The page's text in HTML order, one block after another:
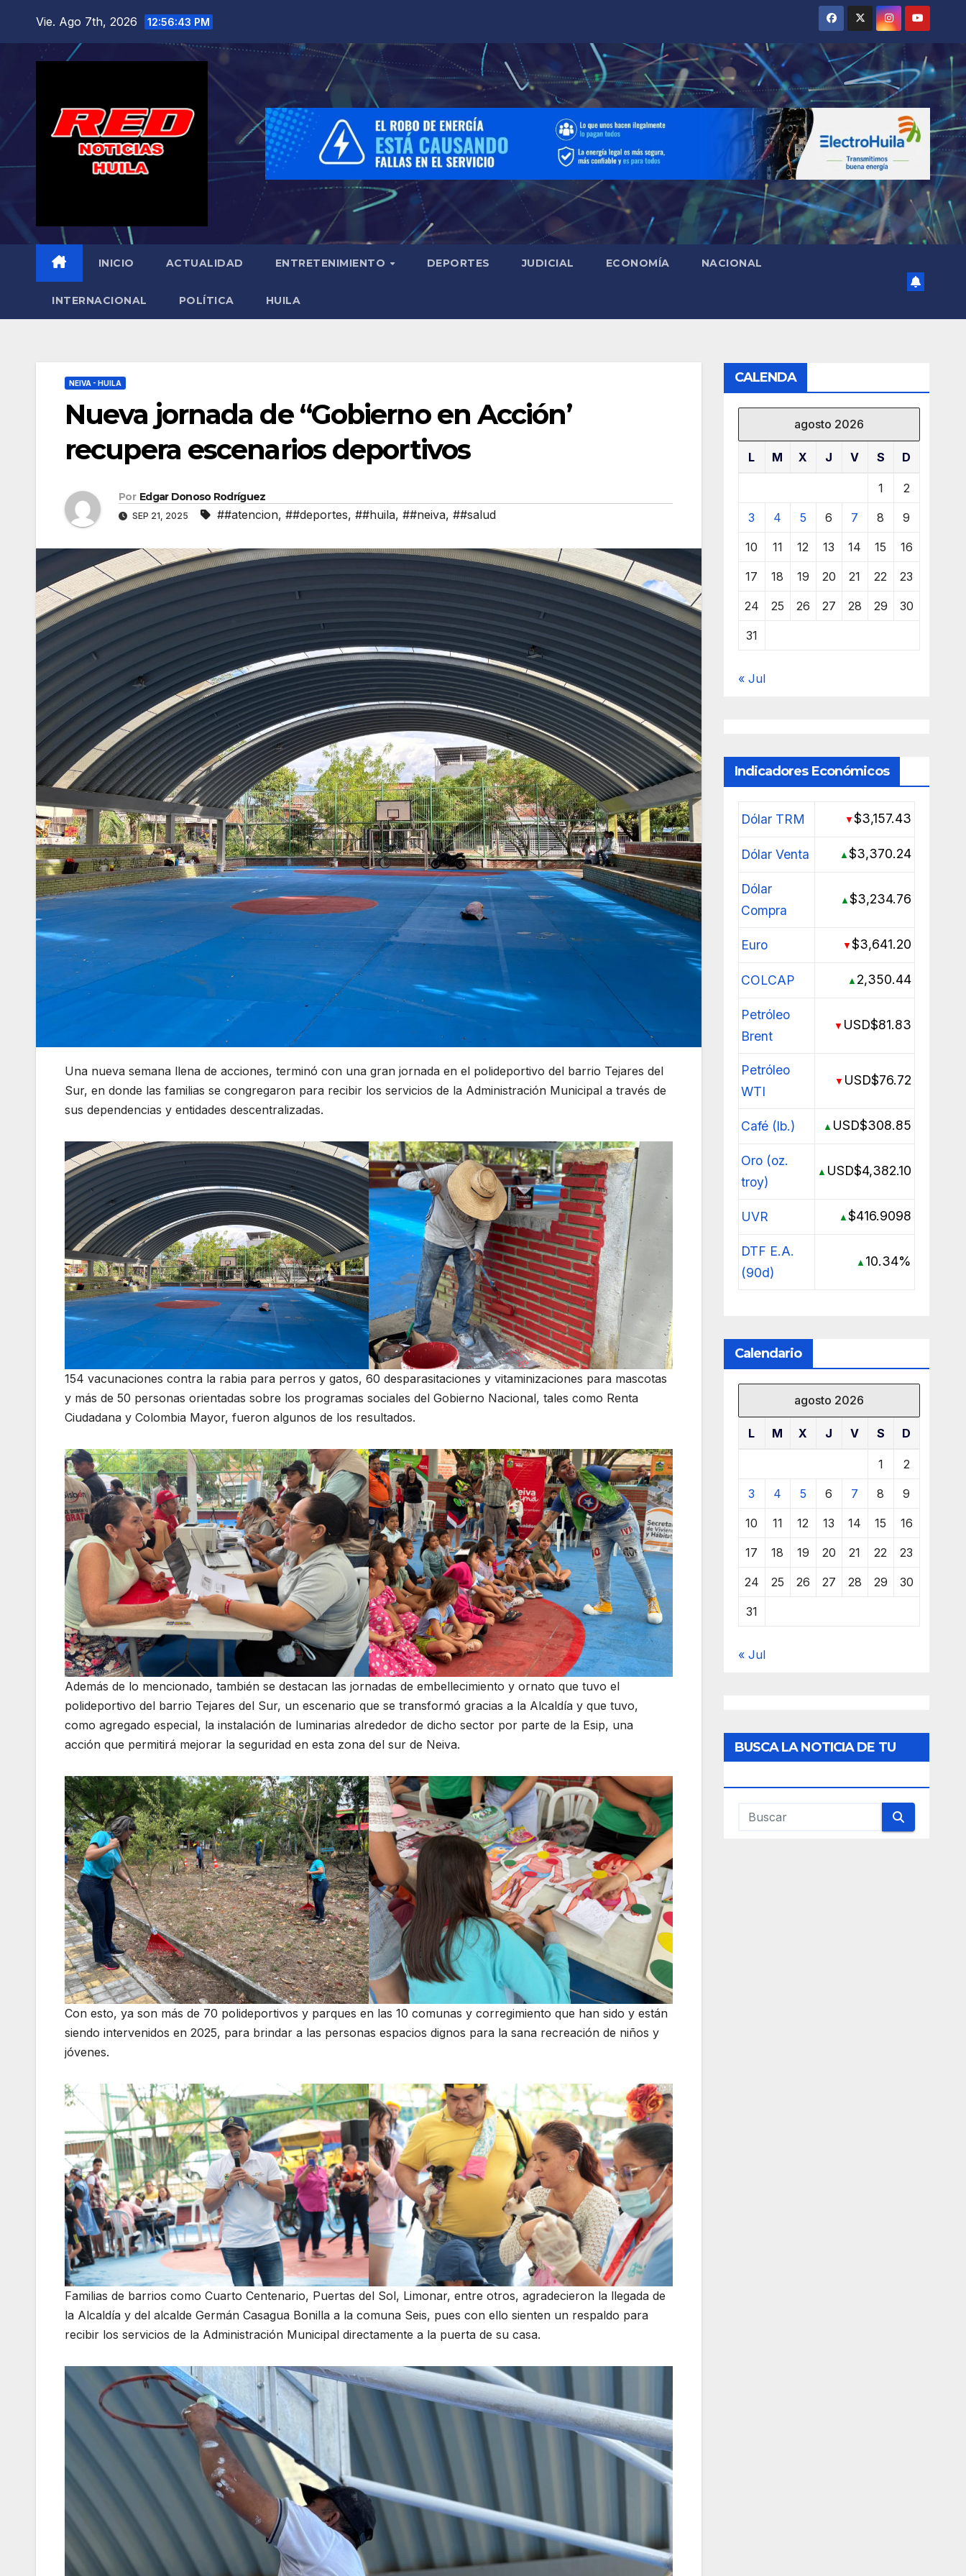
contenido
Vie. Ago 7th, 2026 12:56:45 PM
INICIO ACTUALIDAD ENTRETENIMIENTO DEPORTES JUDICIAL ECONOMÍA NACIONAL
INTERNACIONAL POLÍTICA HUILA
NEIVA - HUILA
Nueva jornada de “Gobierno en Acción’
recupera escenarios deportivos
Por Edgar Donoso Rodríguez
SEP 21, 2025 ##atencion, ##deportes, ##huila, ##neiva, ##salud
Una nueva semana llena de acciones, terminó con una gran jornada en el polideportivo del barrio Tejares del
Sur, en donde las familias se congregaron para recibir los servicios de la Administración Municipal a través de
sus dependencias y entidades descentralizadas.
154 vacunaciones contra la rabia para perros y gatos, 60 desparasitaciones y vitaminizaciones para mascotas
y más de 50 personas orientadas sobre los programas sociales del Gobierno Nacional, tales como Renta
Ciudadana y Colombia Mayor, fueron algunos de los resultados.
Además de lo mencionado, también se destacan las jornadas de embellecimiento y ornato que tuvo el
polideportivo del barrio Tejares del Sur, un escenario que se transformó gracias a la Alcaldía y que tuvo,
como agregado especial, la instalación de luminarias alrededor de dicho sector por parte de la Esip, una
acción que permitirá mejorar la seguridad en esta zona del sur de Neiva.
Con esto, ya son más de 70 polideportivos y parques en las 10 comunas y corregimiento que han sido y están
siendo intervenidos en 2025, para brindar a las personas espacios dignos para la sana recreación de niños y
jóvenes.
Familias de barrios como Cuarto Centenario, Puertas del Sol, Limonar, entre otros, agradecieron la llegada de
la Alcaldía y del alcalde Germán Casagua Bonilla a la comuna Seis, pues con ello sienten un respaldo para
recibir los servicios de la Administración Municipal directamente a la puerta de su casa.
CALENDA
agosto 2026
L M X J V S D
1 2
3 4 5 6 7 8 9
10 11 12 13 14 15 16
17 18 19 20 21 22 23
24 25 26 27 28 29 30
31
« Jul
Indicadores Económicos
Dólar TRM ▼$3,157.43
Dólar Venta ▲$3,370.24
Dólar
Compra
▲$3,234.76
Euro ▼$3,641.20
COLCAP ▲ 2,350.44
Petróleo
Brent
▼ USD$81.83
Petróleo
WTI
▼ USD$76.72
Café (lb.) ▲ USD$308.85
Oro (oz.
troy)
▲ USD$4,382.10
UVR ▲$416.9098
DTF E.A.
(90d)
▲ 10.34%
Calendario
agosto 2026
L M X J V S D
1 2
3 4 5 6 7 8 9
10 11 12 13 14 15 16
17 18 19 20 21 22 23
24 25 26 27 28 29 30
31
« Jul
BUSCA LA NOTICIA DE TU